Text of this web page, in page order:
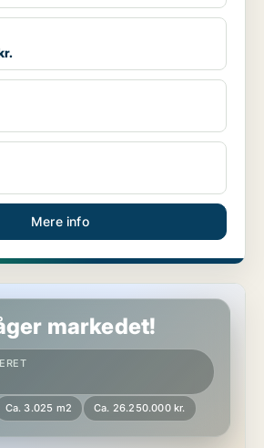
Mere info
markedet!
Ca. 3.025 m2 Ca. 26.250.000 kr.